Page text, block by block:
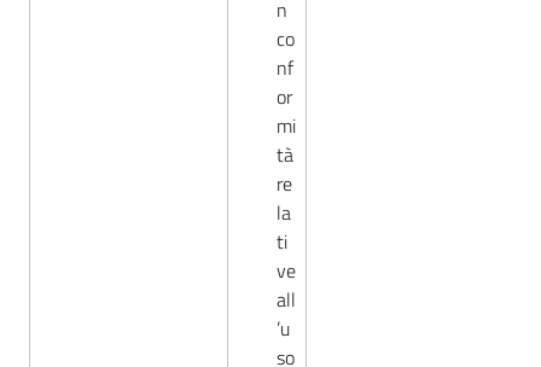
n
co
nf
or
mi
tà
re
la
ti
ve
all
’u
so